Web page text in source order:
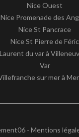
Nice Ouest
Nice Promenade des
Nice St Pancrace
Nice St Pierre de Féric
du var à
Var
sur mer à
- Mentions